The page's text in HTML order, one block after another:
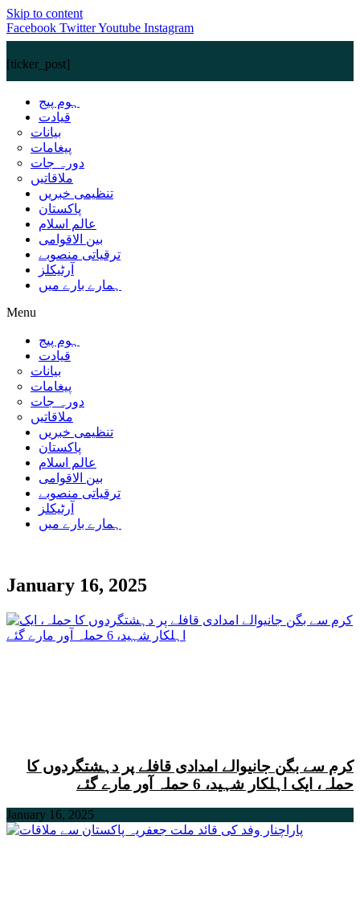
Skip to content
Facebook TwitterYoutube Instagram
[ticker_post]
ہوم پیج
قیادت
بیانات
پیغامات
دورہ جات
ملاقاتیں
تنظیمی خبریں
پاکستان
عالم اسلام
بین الاقوامی
ترقیاتی منصوبے
آرٹیکلز
ہمارے بارے میں
Menu
ہوم پیج
قیادت
بیانات
پیغامات
دورہ جات
ملاقاتیں
تنظیمی خبریں
پاکستان
عالم اسلام
بین الاقوامی
ترقیاتی منصوبے
آرٹیکلز
ہمارے بارے میں
January 16, 2025
کرم سے بگن جانیوالے امدادی قافلے پر دہشتگردوں کا
حملہ، ایک اہلکار شہید، 6 حملہ آور مارے گئے
January 16, 2025